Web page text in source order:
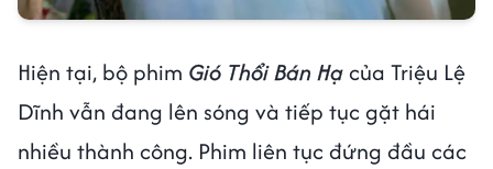
Hiện tại, bộ phim Gió Thổi Bán Hạcủa Triệu Lệ
Dĩnh vẫn đang lên sóng và tiếp tục gặt hái
nhiều thành công. Phim liên tục đứng đầu các